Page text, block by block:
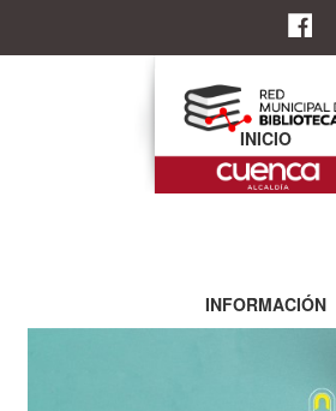
INICIO
INFORMACIÓN